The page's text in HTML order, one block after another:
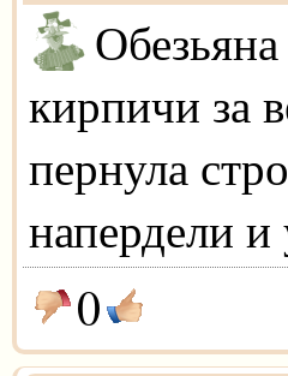
кирпичи за
пернула
напердели
0